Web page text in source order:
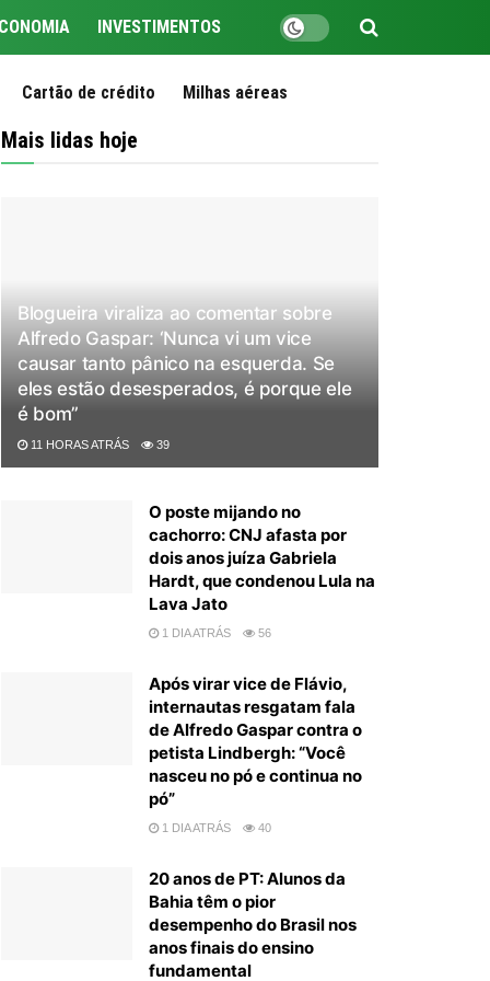
INVESTIMENTOS
Cartão de crédito Milhas aéreas
Mais lidas hoje
Blogueira viraliza ao comentar sobre
Alfredo Gaspar: ‘Nunca vi um vice
causar tanto pânico na esquerda. Se
eles estão desesperados, é porque ele
é bom”
11 HORAS ATRÁS 39
O poste mijando no
cachorro: CNJ afasta por
dois anos juíza Gabriela
Hardt, que condenou Lula na
Lava Jato
1 DIA ATRÁS 56
Após virar vice de Flávio,
internautas resgatam fala
de Alfredo Gaspar contra o
petista Lindbergh: “Você
nasceu no pó e continua no
pó”
1 DIA ATRÁS 40
20 anos de PT: Alunos da
Bahia têm o pior
desempenho do Brasil nos
anos finais do ensino
fundamental